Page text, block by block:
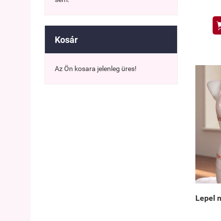
Kosár
Az Ön kosara jelenleg üres!
Lepel